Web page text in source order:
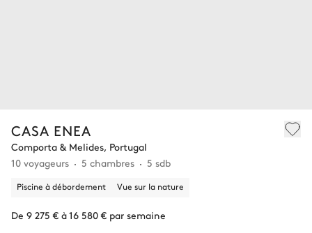
CASA ENEA
Comporta & Melides, Portugal
10 voyageurs
5 chambres 5 sdb
Piscine à débordement Vue sur la nature
De 9 275 € à 16 580 € par semaine